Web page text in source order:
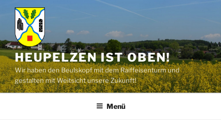
HEUPELZEN IST OBEN!
Wir haben den Beulskopf mit dem Raiffeisenturm und
gestalten mit Weitsicht unsere Zukunft!
Menü